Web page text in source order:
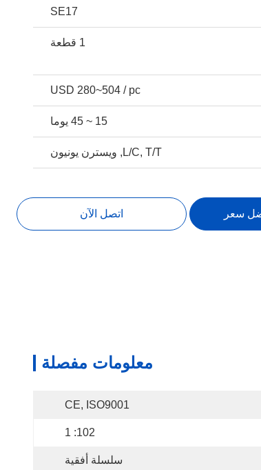
SE17
1 قطعة
USD 280~504 / pc
15 ~ 45 يوما
L/C, T/T, ويسترن يونيون
سعر اتصل الآن
معلومات مفصلة
CE, ISO9001
102: 1
سلسلة أفقية